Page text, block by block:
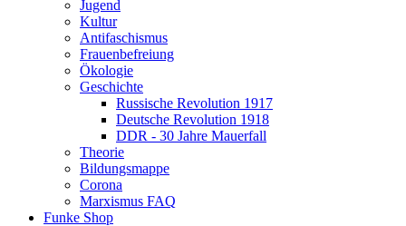
Jugend
Kultur
Antifaschismus
Frauenbefreiung
Ökologie
Geschichte
Russische Revolution 1917
Deutsche Revolution 1918
DDR - 30 Jahre Mauerfall
Theorie
Bildungsmappe
Corona
Marxismus FAQ
Funke Shop